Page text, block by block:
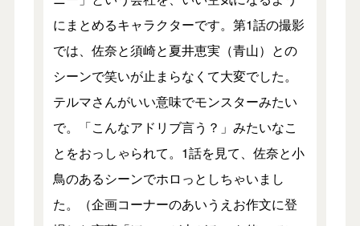
にまとめるキャラクターです。第1話の撮影
では、佐奈と須崎と夏井恵実（青山）との
シーンで笑いが止まらなくて大変でした。
テルマさんがいい意味でモンスターみたい
で。「こんなアドリブ言う？」みたいなこ
とをおっしゃられて。1話を見て、佐奈と小
鳥のあるシーンでホロっとしちゃいまし
た。（企画コーナーのあいうえお作文に登